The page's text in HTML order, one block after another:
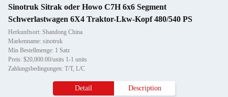
Sinotruk Sitrak oder Howo C7H 6x6 Segment
Schwerlastwagen 6X4 Traktor-Lkw-Kopf 480/540 PS
Herkunftsort: Shandong China
Markenname: sinotruk
Min Bestellmenge: 1 Satz
Preis: $20,000.00/units 1-1 units
Zahlungsbedingungen: T/T, L/C
Detail Description